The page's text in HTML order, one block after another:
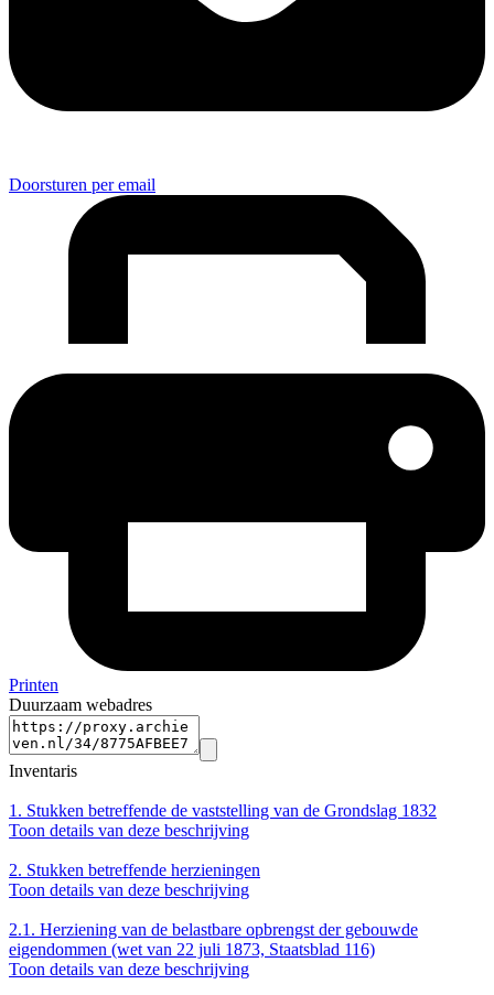
Doorsturen per email
Printen
Duurzaam webadres
Inventaris
1. Stukken betreffende de vaststelling van de Grondslag 1832
Toon details van deze beschrijving
2. Stukken betreffende herzieningen
Toon details van deze beschrijving
2.1. Herziening van de belastbare opbrengst der gebouwde
eigendommen (wet van 22 juli 1873, Staatsblad 116)
Toon details van deze beschrijving